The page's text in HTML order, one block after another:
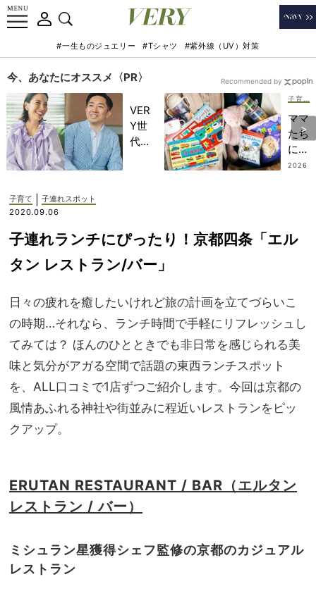
#一生ものジュエリー #Tシャツ #紫外線（UV）対策
今、あなたにオススメ〈PR〉
VER
Y世
代が
んと
考え
る
ぜ
今、
NO
T A
HO
TEL
な
の？
ママ
たち
に欠
かせ
グッ
のピ
ンチ
を解
決！
2026
Recommended by
子育て
子連れスポット
2020.09.06
子連れランチにぴったり！京都四条「エル
タン レストラン/バー」
日々の疲れを癒したいけれど旅の計画を立てづらいこ
の時期…それなら、ランチ時間で手軽にリフレッシュし
てみては？ ほんのひとときでも非日常を感じられる美
味と気分がアガる空間で話題の東西ランチスポット
を、ALL口コミで1店ずつご紹介します。今回は京都の
風情あふれる神社や街並みに程近いレストランをピッ
クアップ。
ERUTAN RESTAURANT / BAR（エルタン
レストラン / バー）
ミシュラン星獲得シェフ監修の京都のカジュアル
レストラン